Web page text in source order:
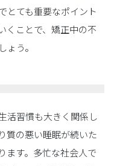
とても重要なポイント
くことで、矯正中の不
う。
活習慣も大きく関係し
質の悪い睡眠が続いた
ます。多忙な社会人で